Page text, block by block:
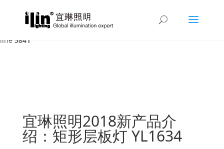
Warning : A non-numeric value encountered in
/var/www/html/ilin/wp-content/themes/Divi/functions.php
line5841
宜琳照明2018新产品介
绍：矩形层板灯 YL1634